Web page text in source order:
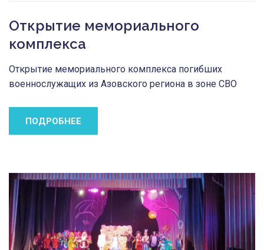
Открытие мемориального
комплекса
Открытие мемориального комплекса погибших
военнослужащих из Азовского региона в зоне СВО
ПОДРОБНЕЕ